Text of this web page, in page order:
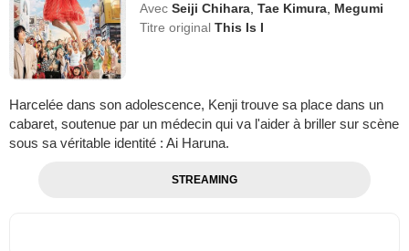
Avec Seiji Chihara ,Tae Kimura Megumi
Titre originalThis Is I
Harcelée dans son adolescence, Kenji trouve sa place dans un
cabaret, soutenue par un médecin qui va l'aider à briller sur scène
sous sa véritable identité : Ai Haruna.
STREAMING